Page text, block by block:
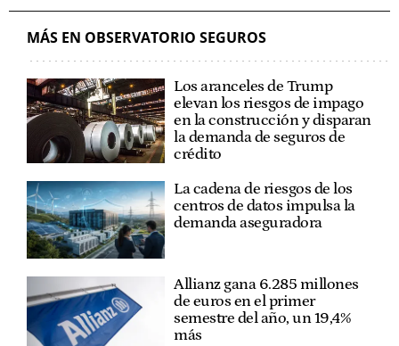
MÁS EN OBSERVATORIO SEGUROS
Los aranceles de Trump
elevan los riesgos de impago
en la construcción y disparan
la demanda de seguros de
crédito
La cadena de riesgos de los
centros de datos impulsa la
demanda aseguradora
Allianz gana 6.285 millones
de euros en el primer
semestre del año, un 19,4%
más